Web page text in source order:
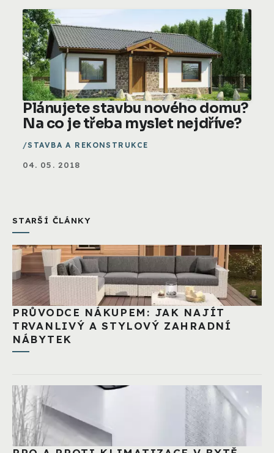
Plánujete stavbu nového domu?
Na co je třeba myslet nejdříve?
STAVBA A REKONSTRUKCE
04. 05. 2018
STARŠÍ ČLÁNKY
PRŮVODCE NÁKUPEM: JAK NAJÍT
TRVANLIVÝ A STYLOVÝ ZAHRADNÍ
NÁBYTEK